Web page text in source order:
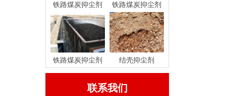
铁路煤炭抑尘剂 铁路煤炭抑尘剂
铁路煤炭抑尘剂 结壳抑尘剂
联系我们